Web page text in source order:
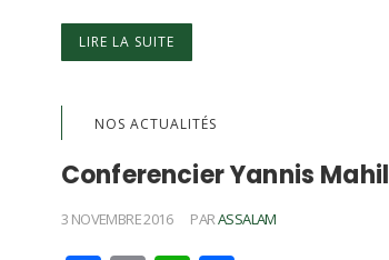
LIRE LA SUITE
NOS ACTUALITÉS
Conferencier Yannis Mahil
3 NOVEMBRE 2016 PARASSALAM